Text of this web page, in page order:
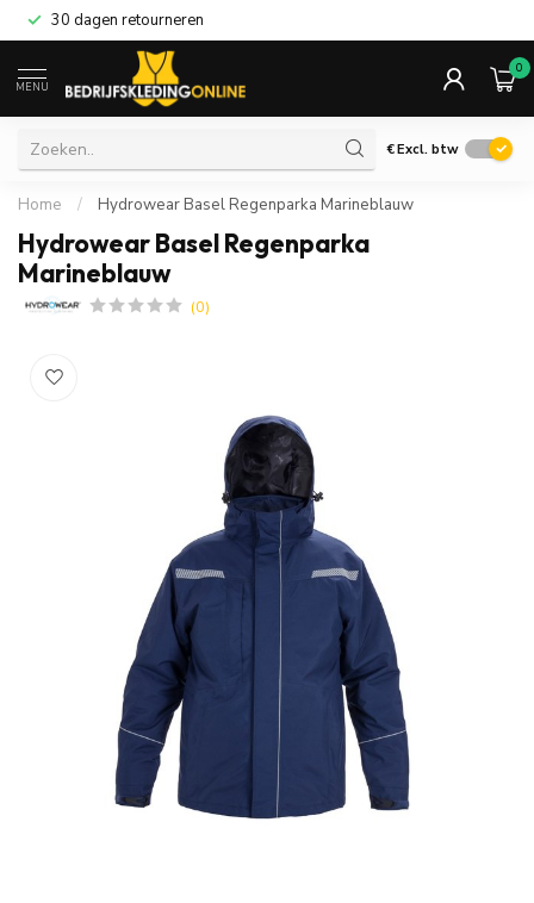
30 dagen retourneren
MENU
0
€Excl. btw
Home / Hydrowear Basel Regenparka Marineblauw
Hydrowear Basel Regenparka
Marineblauw
(0)